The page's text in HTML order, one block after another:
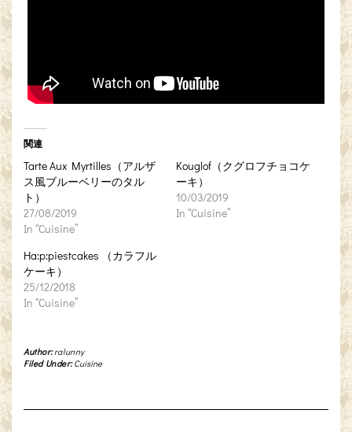
関連
Tarte Aux Myrtilles（アルザ
ス風ブルーベリーのタル
ト）
27/08/2019
In “Cuisine”
Kouglof（クグロフチョコケ
ーキ）
10/03/2019
In “Cuisine”
Ha:p:piestcakes （カラフル
ケーキ）
25/12/2018
In “Cuisine”
Author:ralunny
Filed Under:Cuisine